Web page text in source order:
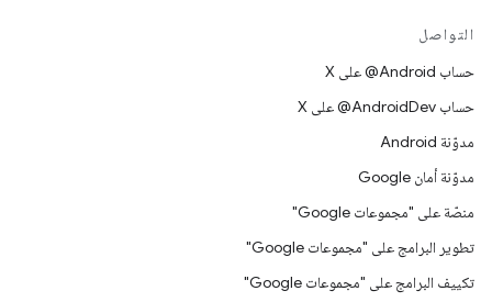
التواصل
حساب ‎@Android على X
حساب ‎@AndroidDev على X
مدوّنة Android
مدوّنة أمان Google
منصّة على "مجموعات Google"
تطوير البرامج على "مجموعات Google"
تكييف البرامج على "مجموعات Google"